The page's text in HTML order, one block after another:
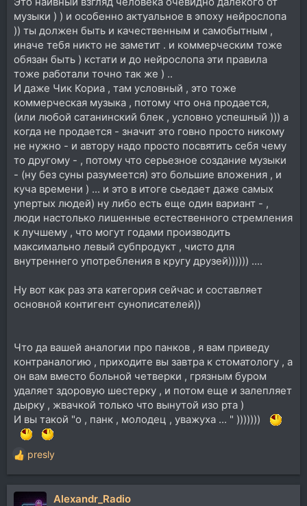
музыки ) ) и особенно актуальное в эпоху нейрослопа
)) ты должен быть и качественным и самобытным ,
иначе тебя никто не заметит . и коммерческим тоже
обязан быть ) кстати и до нейрослопа эти правила
тоже работали точно так же ) ..
И даже Чик Кориа , там условный , это тоже
коммерческая музыка , потому что она продается,
(или любой сатанинский блек , условно успешный ))) а
когда не продается - значит это говно просто никому
не нужно - и автору надо просто посвятить себя чему
то другому - , потому что серьезное создание музыки
- (ну без суны разумеется) это большие вложения , и
куча времени ) ... и это в итоге сьедает даже самых
упертых людей) ну либо есть еще один вариант - ,
люди настолько лишенные естественного стремления
к лучшему , что могут годами производить
максимально левый субпродукт , чисто для
внутреннего употребления в кругу друзей)))))) ....
Ну вот как раз эта категория сейчас и составляет
основной контигент сунописателей))
Что да вашей аналогии про панков , я вам приведу
контраналогию , приходите вы завтра к стоматологу , а
он вам вместо больной четверки , грязным буром
удаляет здоровую шестерку , и потом еще и залепляет
дырку , жвачкой только что вынутой изо рта )
И вы такой "о , панк , молодец , уважуха ... " )))))))
Р
е
а
presly
Alexandr_Radio